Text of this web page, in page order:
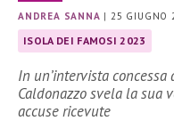
ANDREA SANNA | 25 GIUGNO
ISOLA DEI FAMOSI 2023
In un’intervista
Caldonazzo svela la sua
accuse ricevute